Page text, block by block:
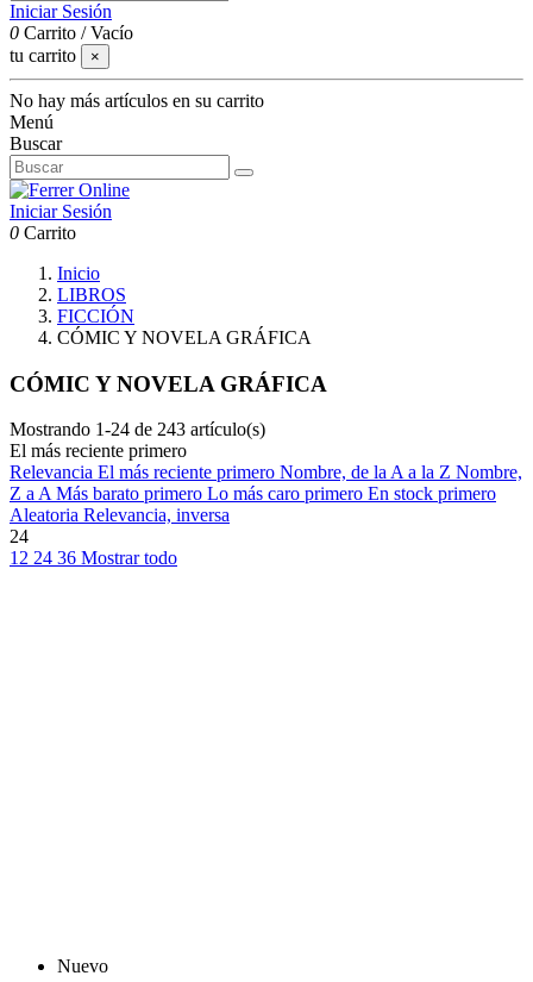
Iniciar Sesión
0 Carrito /Vacío
tu carrito
×
No hay más artículos en su carrito
Menú
Buscar
Iniciar Sesión
0 Carrito
Inicio
LIBROS
FICCIÓN
CÓMIC Y NOVELA GRÁFICA
CÓMIC Y NOVELA GRÁFICA
Mostrando 1-24 de 243 artículo(s)
El más reciente primero
Relevancia El más reciente primero Nombre, de la A a la Z Nombre,
Z a AMás barato primero Lo más caro primero En stock primero
Aleatoria Relevancia, inversa
24
12 24 36 Mostrar todo
Nuevo